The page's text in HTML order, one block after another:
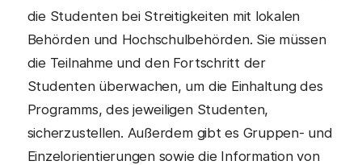
die Studenten bei Streitigkeiten mit lokalen
Behörden und Hochschulbehörden. Sie müssen
die Teilnahme und den Fortschritt der
Studenten überwachen, um die Einhaltung des
Programms, des jeweiligen Studenten,
sicherzustellen. Außerdem gibt es Gruppen- und
Einzelorientierungen sowie die Information von